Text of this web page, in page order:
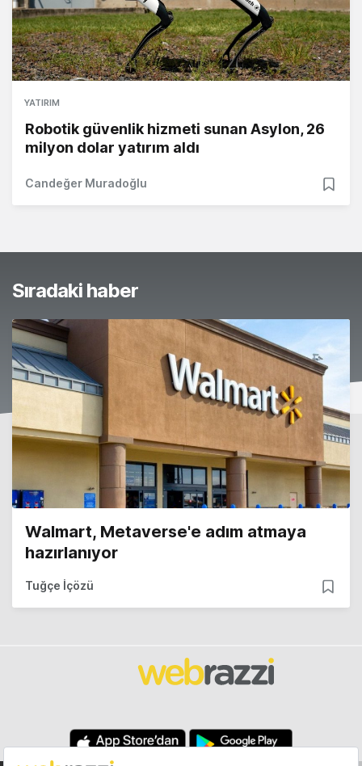
YATIRIM
Robotik güvenlik hizmeti sunan Asylon, 26
milyon dolar yatırım aldı
Candeğer Muradoğlu
Sıradaki haber
Walmart, Metaverse'e adım atmaya
hazırlanıyor
Tuğçe İçözü